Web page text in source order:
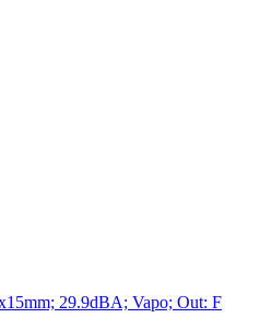
29.9dBA; Vapo; Out: F